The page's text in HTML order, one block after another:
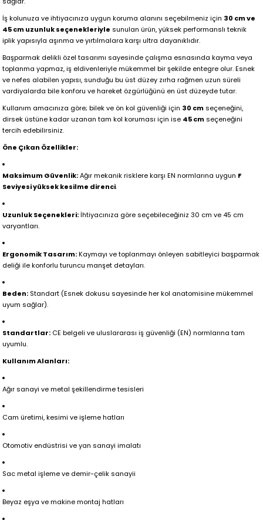
İş kolunuza ve ihtiyacınıza uygun koruma alanını seçebilmeniz için 30 cm ve
45 cm uzunluk seçenekleriyle sunulan ürün, yüksek performanslı teknik
iplik yapısıyla aşınma ve yırtılmalara karşı ultra dayanıklıdır.
Başparmak delikli özel tasarımı sayesinde çalışma esnasında kayma veya
toplanma yapmaz, iş eldivenleriyle mükemmel bir şekilde entegre olur. Esnek
ve nefes alabilen yapısı, sunduğu bu üst düzey zırha rağmen uzun süreli
vardiyalarda bile konforu ve hareket özgürlüğünü en üst düzeyde tutar.
Kullanım amacınıza göre; bilek ve ön kol güvenliği için 30 cm seçeneğini,
dirsek üstüne kadar uzanan tam kol koruması için ise 45 cm seçeneğini
tercih edebilirsiniz.
Öne Çıkan Özellikler:
Maksimum Güvenlik:Ağır mekanik risklere karşı EN normlarına uygun F
Seviyesi yüksek kesilme direnci.
Uzunluk Seçenekleri:İhtiyacınıza göre seçebileceğiniz 30 cm ve 45 cm
varyantları.
Ergonomik Tasarım:Kaymayı ve toplanmayı önleyen sabitleyici başparmak
deliği ile konforlu turuncu manşet detayları.
Beden: Standart (Esnek dokusu sayesinde her kol anatomisine mükemmel
uyum sağlar).
Standartlar: CE belgeli ve uluslararası iş güvenliği (EN) normlarına tam
uyumlu.
Kullanım Alanları:
Ağır sanayi ve metal şekillendirme tesisleri
Cam üretimi, kesimi ve işleme hatları
Otomotiv endüstrisi ve yan sanayi imalatı
Sac metal işleme ve demir-çelik sanayii
Beyaz eşya ve makine montaj hatları